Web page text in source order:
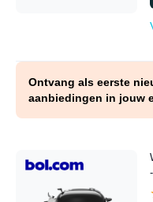
Ontvang als eerste
aanbiedingen in jouw